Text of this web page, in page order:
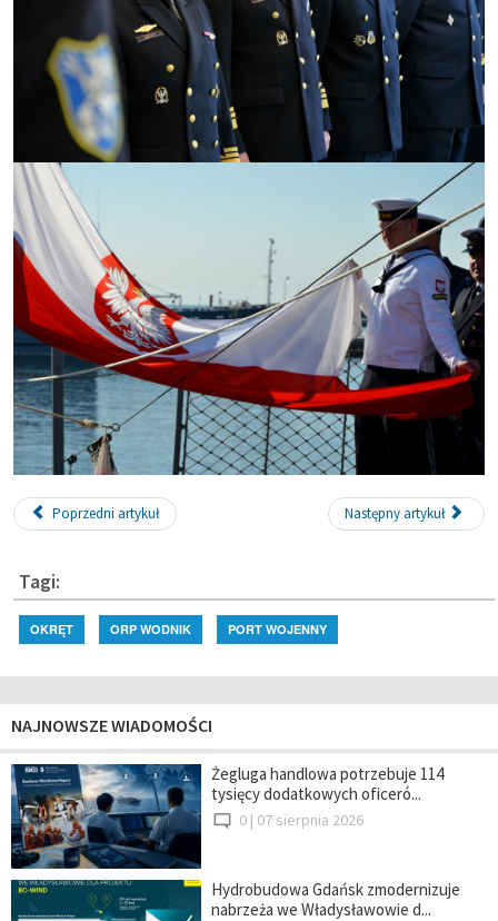
Poprzedni artykuł Następny artykuł
Tagi:
OKRĘT ORP WODNIK PORT WOJENNY
NAJNOWSZE WIADOMOŚCI
Żegluga handlowa potrzebuje 114
tysięcy dodatkowych oficeró...
0 | 07 sierpnia 2026
Hydrobudowa Gdańsk zmodernizuje
nabrzeża we Władysławowie d...